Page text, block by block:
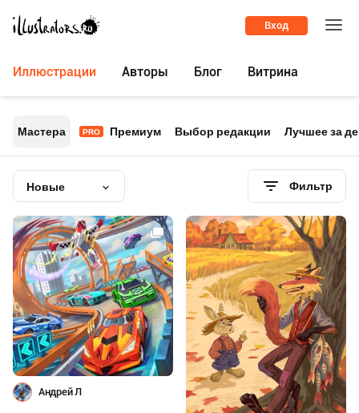
Вход
Иллюстрации Авторы Блог Витрина
Новые
Мастера PRO Премиум Выбор редакции Лучшее за
Фильтр
Андрей Л